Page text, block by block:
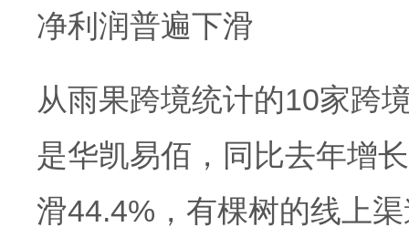
净利润普遍下滑
从雨果跨境统计的10家跨
是华凯易佰，同比去年增
滑44.4%，有棵树的线上